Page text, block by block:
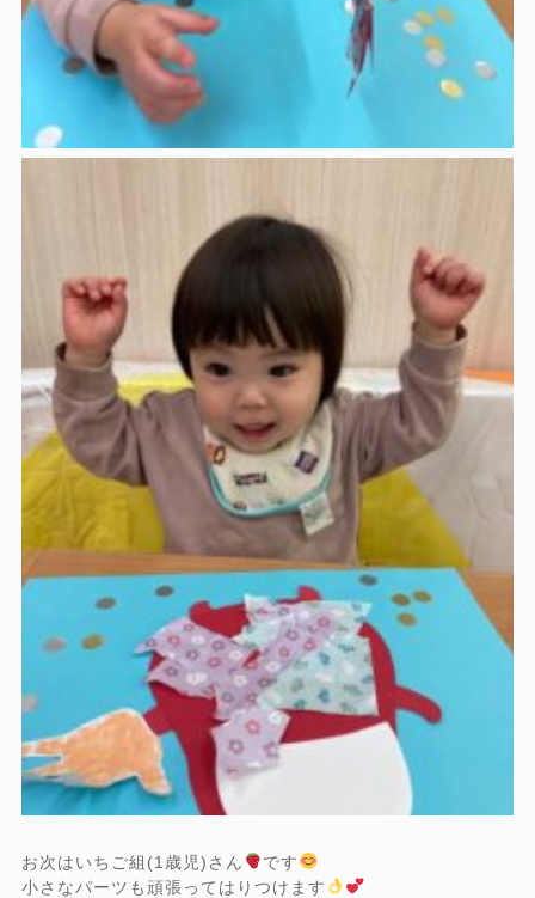
お次はいちご組(1歳児)さん
です
小さなパーツも頑張ってはりつけます